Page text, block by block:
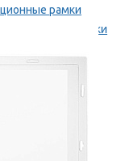
рамки
рамки